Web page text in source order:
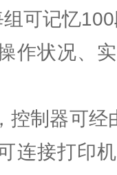
可记忆
作状况、
控制器可
连接打印